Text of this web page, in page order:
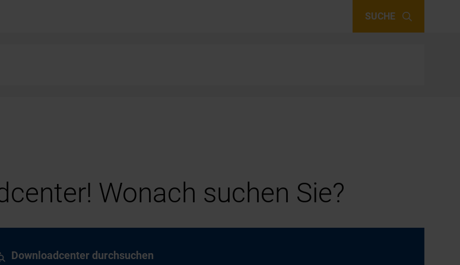
SUCHE
Wonach suchen Sie?
Downloadcenter durchsuchen